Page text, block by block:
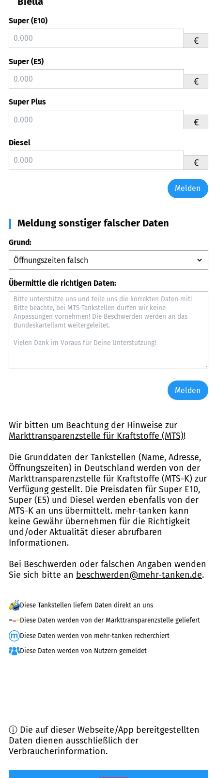
Super (E10)
€
Super (E5)
€
Super Plus
€
Diesel
€
Melden
Meldung sonstiger falscher Daten
Grund:
Übermittle die richtigen Daten:
Melden
Wir bitten um Beachtung der Hinweise zur
Markttransparenzstelle für Kraftstoffe (MTS)!
Die Grunddaten der Tankstellen (Name, Adresse,
Öffnungszeiten) in Deutschland werden von der
Markttransparenzstelle für Kraftstoffe (MTS-K) zur
Verfügung gestellt. Die Preisdaten für Super E10,
Super (E5) und Diesel werden ebenfalls von der
MTS-K an uns übermittelt. mehr-tanken kann
keine Gewähr übernehmen für die Richtigkeit
und/oder Aktualität dieser abrufbaren
Informationen.
Bei Beschwerden oder falschen Angaben wenden
Sie sich bitte an beschwerden@mehr-tanken.de.
Diese Tankstellen liefern Daten direkt an uns
Diese Daten werden von der Markttransparenzstelle geliefert
Diese Daten werden von mehr-tanken recherchiert
Diese Daten werden von Nutzern gemeldet
ⓘ Die auf dieser Webseite/App bereitgestellten
Daten dienen ausschließlich der
Verbraucherinformation.